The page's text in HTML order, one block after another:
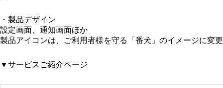
・製品デザイン
設定画面、通知画面ほか
製品アイコンは、ご利用者様を守る「番犬」のイメージに変更
▼サービスご紹介ページ